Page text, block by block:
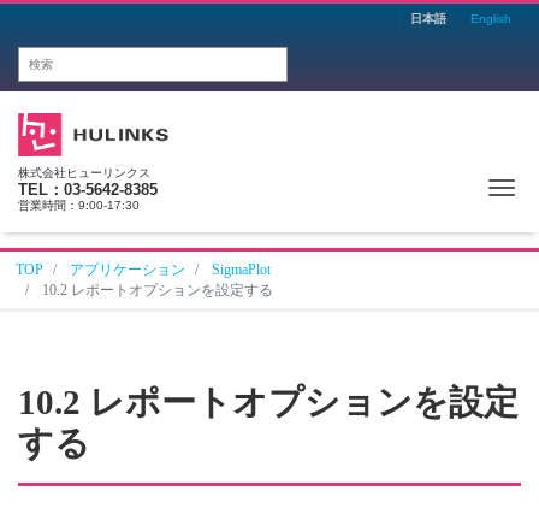
日本語 English
株式会社ヒューリンクス
TEL：03-5642-8385
営業時間：9:00-17:30
TOP アプリケーション
SigmaPlot
10.2 レポートオプションを設定する
10.2 レポートオプションを設定
する